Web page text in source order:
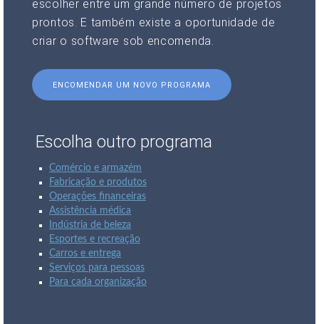
escolher entre um grande número de projetos
prontos. E também existe a oportunidade de
criar o software sob encomenda.
ENCOMENDAR UM NOVO PROGRAMA
Escolha outro programa
Comércio e armazém
Fabricação e produtos
Operações financeiras
Assistência médica
Indústria de beleza
Esportes e recreação
Carros e entrega
Serviços para pessoas
Para cada organização